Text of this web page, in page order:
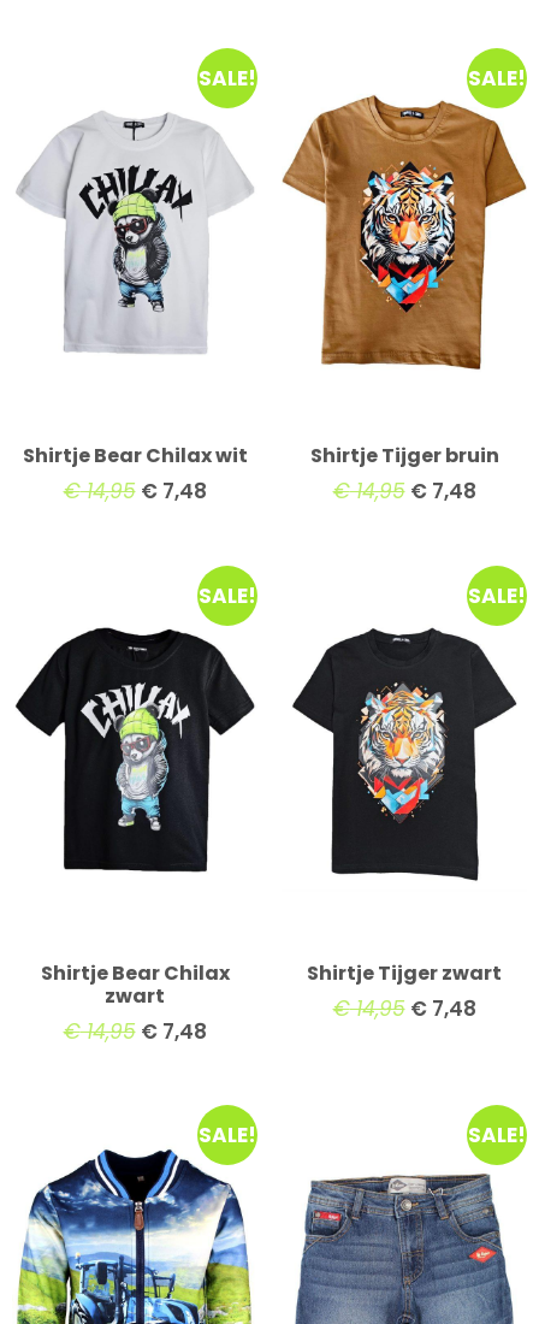
SALE!
Shirtje Bear Chilax wit
€14,95 €7,48
SALE!
Shirtje Tijger bruin
€14,95 €7,48
SALE!
Shirtje Bear Chilax
zwart
€14,95 €7,48
SALE!
Shirtje Tijger zwart
€14,95 €7,48
SALE! SALE!